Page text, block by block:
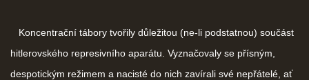
Koncentrační tábory tvořily důležitou (ne-li podstatnou) součást
hitlerovského represivního aparátu. Vyznačovaly se přísným,
despotickým režimem a nacisté do nich zavírali své nepřátelé, ať